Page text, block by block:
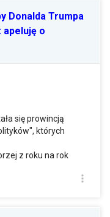
Donalda Trumpa
apeluję o
się prowincją
których
z roku na rok